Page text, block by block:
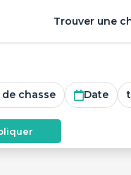
Trouver une
chasse Date